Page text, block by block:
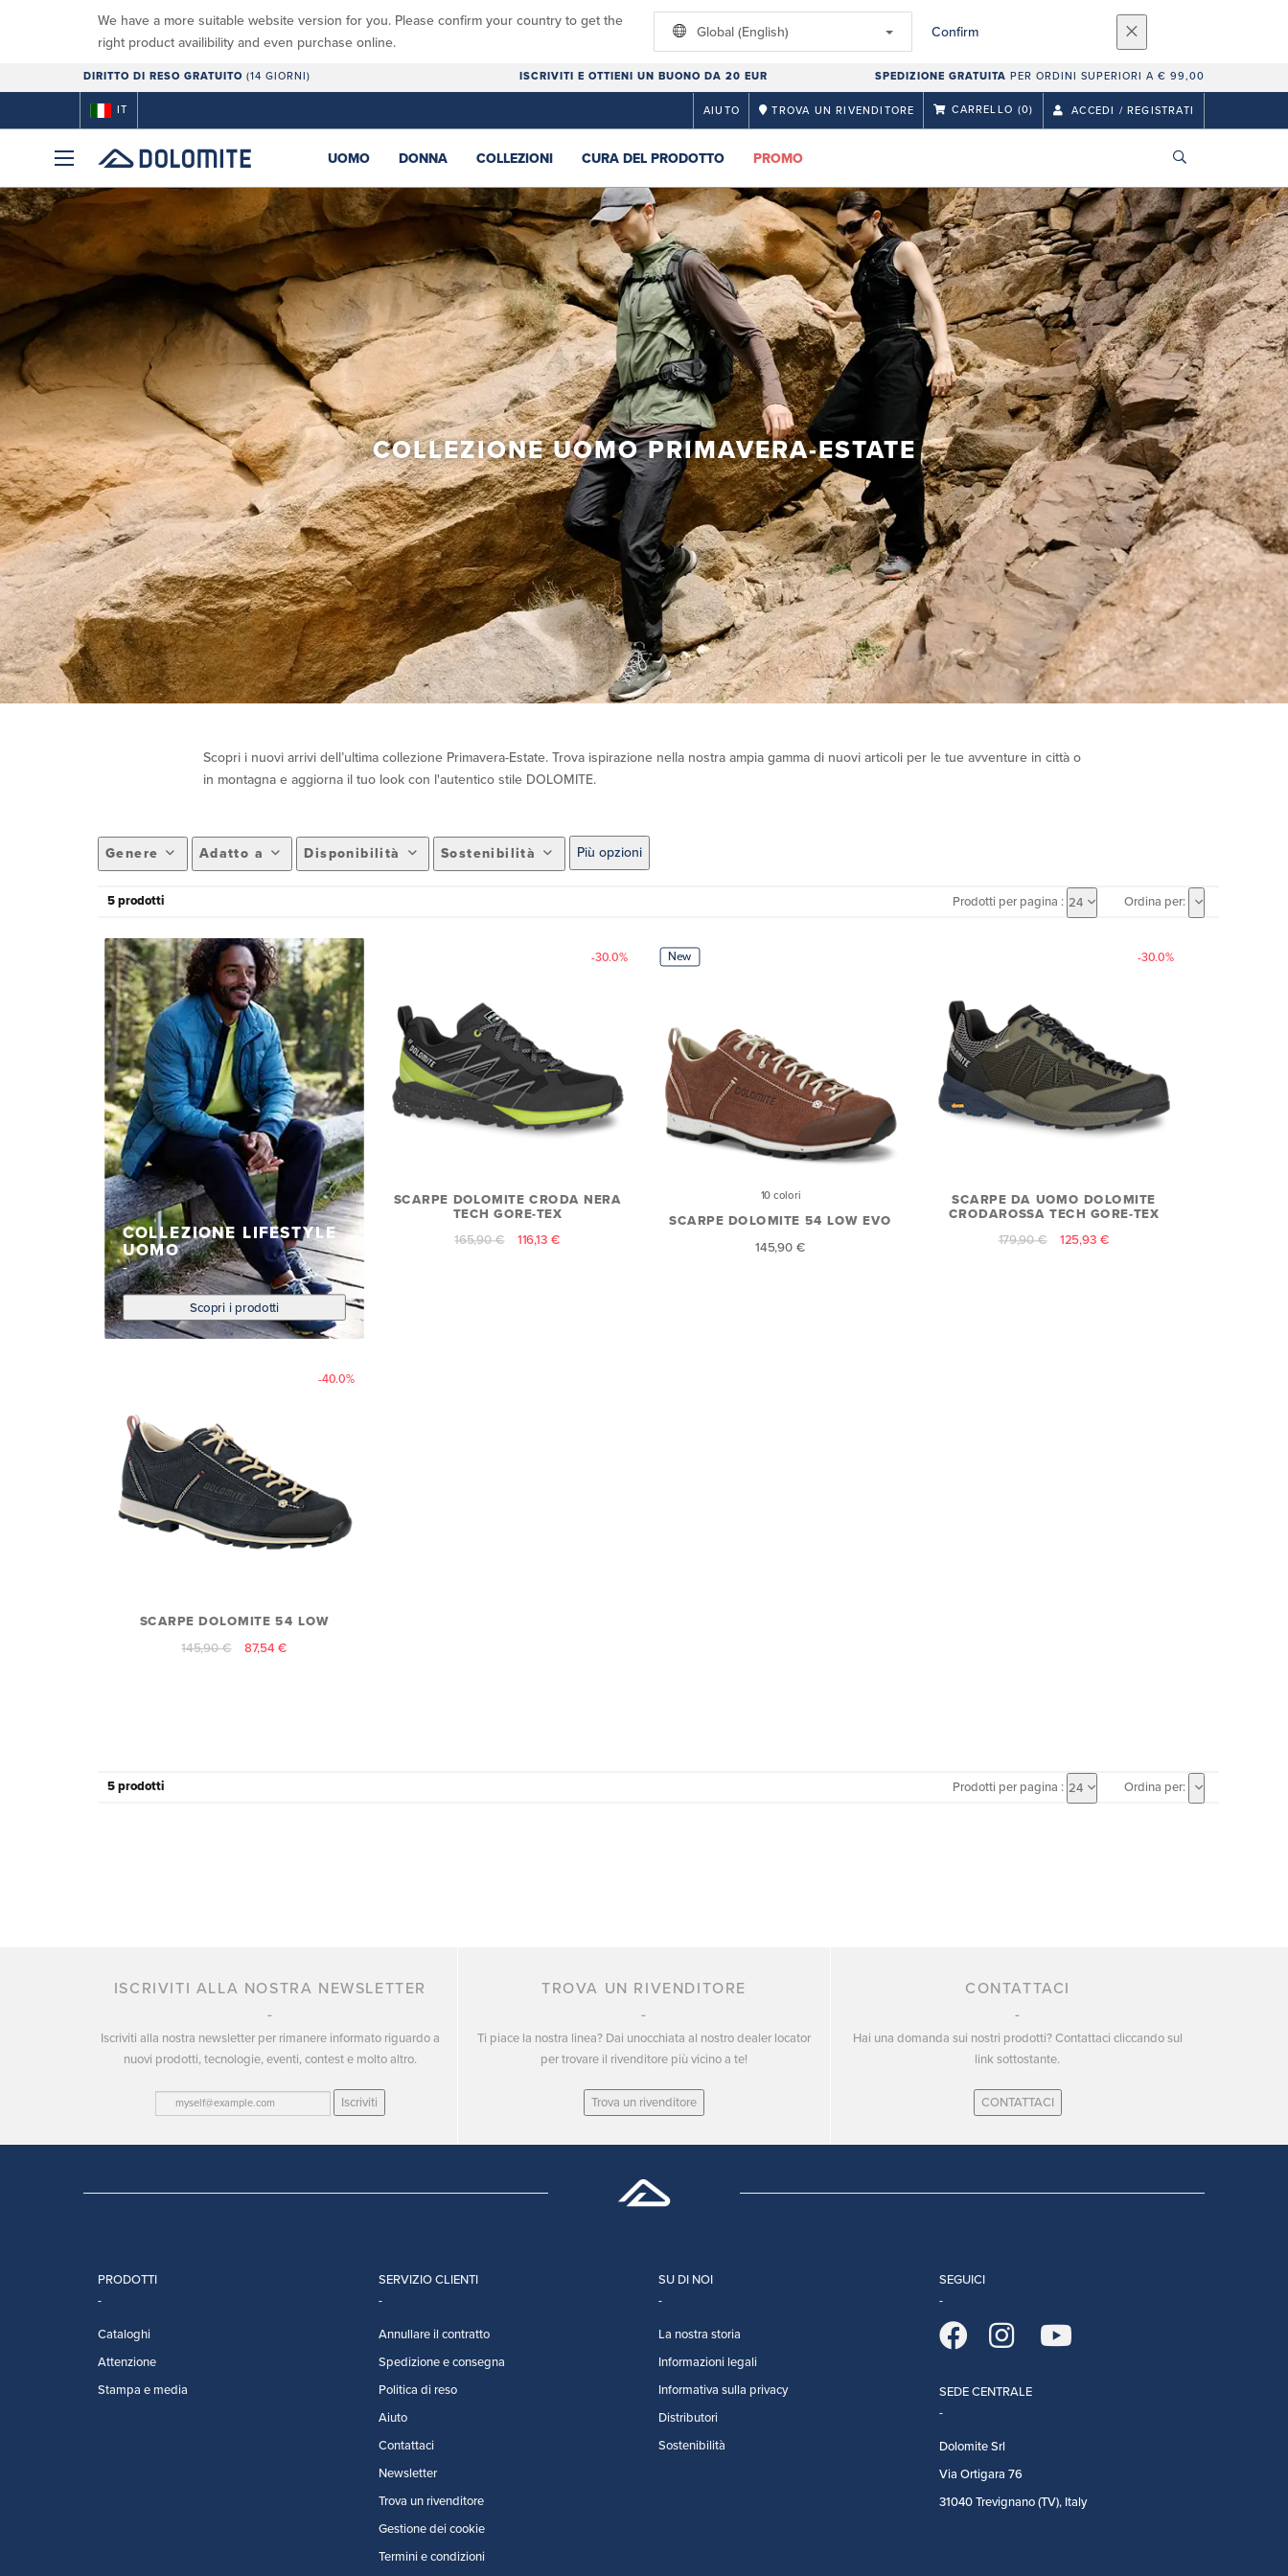
We have a more suitable website version for you. Please confirm your country to get the
right product availibility and even purchase online.
Global (English) Confirm
DIRITTO DI RESO GRATUITO (14 GIORNI) ISCRIVITI E OTTIENI UN BUONO DA 20 EUR SPEDIZIONE GRATUITA PER ORDINI SUPERIORI A € 99,00
IT AIUTO TROVA UN RIVENDITORE CARRELLO (0) ACCEDI / REGISTRATI
UOMO DONNA COLLEZIONI CURA DEL PRODOTTO PROMO
COLLEZIONE UOMO PRIMAVERA-ESTATE
Scopri i nuovi arrivi dell’ultima collezione Primavera-Estate. Trova ispirazione nella nostra ampia gamma di nuovi articoli per le tue avventure in città o
in montagna e aggiorna il tuo look con l'autentico stile DOLOMITE.
Genere Adatto a Disponibilità Sostenibilità Più opzioni
5 prodotti Prodotti per pagina : 24 Ordina per:
COLLEZIONE LIFESTYLE
UOMO
Scopri i prodotti
-30.0%
SCARPE DOLOMITE CRODA NERA
TECH GORE-TEX
165,90 € 116,13 €
New
10 colori
SCARPE DOLOMITE 54 LOW EVO
145,90 €
-30.0%
SCARPE DA UOMO DOLOMITE
CRODAROSSA TECH GORE-TEX
179,90 € 125,93 €
-40.0%
SCARPE DOLOMITE 54 LOW
145,90 € 87,54 €
5 prodotti Prodotti per pagina : 24 Ordina per:
ISCRIVITI ALLA NOSTRA NEWSLETTER
Iscriviti alla nostra newsletter per rimanere informato riguardo a
nuovi prodotti, tecnologie, eventi, contest e molto altro.
Iscriviti
TROVA UN RIVENDITORE
Ti piace la nostra linea? Dai unocchiata al nostro dealer locator
per trovare il rivenditore più vicino a te!
Trova un rivenditore
CONTATTACI
Hai una domanda sui nostri prodotti? Contattaci cliccando sul
link sottostante.
CONTATTACI
PRODOTTI
Cataloghi
Attenzione
Stampa e media
SERVIZIO CLIENTI
Annullare il contratto
Spedizione e consegna
Politica di reso
Aiuto
Contattaci
Newsletter
Trova un rivenditore
Gestione dei cookie
Termini e condizioni
SU DI NOI
La nostra storia
Informazioni legali
Informativa sulla privacy
Distributori
Sostenibilità
SEGUICI
SEDE CENTRALE
Dolomite Srl
Via Ortigara 76
31040 Trevignano (TV), Italy